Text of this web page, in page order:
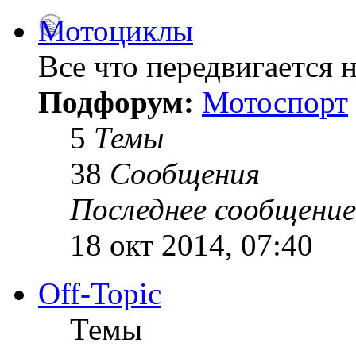
Мотоциклы
Все что передвигается
Подфорум: Мотоспорт
5 Темы
38 Сообщения
Последнее сообщение
18 окт 2014, 07:40
Off-Topic
Темы